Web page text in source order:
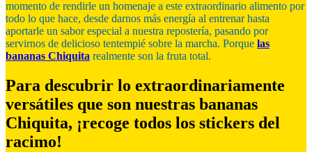
momento de rendirle un homenaje a este extraordinario alimento por
todo lo que hace, desde darnos más energía al entrenar hasta
aportarle un sabor especial a nuestra repostería, pasando por
servirnos de delicioso tentempié sobre la marcha. Porque las
bananas Chiquita realmente son la fruta total.
Para descubrir lo extraordinariamente
versátiles que son nuestras bananas
Chiquita, ¡recoge todos los stickers del
racimo!